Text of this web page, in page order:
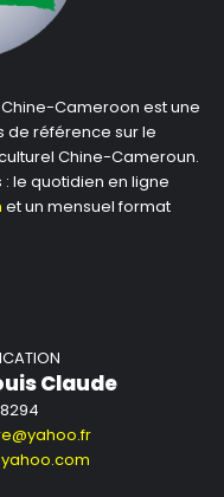
Cameroon est une
référence sur le
Chine-Cameroun.
le quotidien en ligne
et un mensuel format
Claude